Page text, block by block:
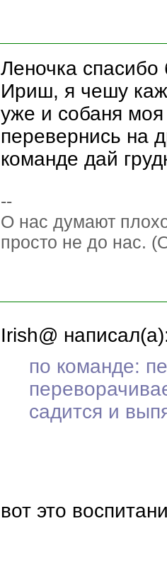
Леночка
Ириш, я чешу
уже и собаня
перевернись на
команде дай
--
О нас думают
просто не до нас.
Irish@
по команде:
садится и
вот это